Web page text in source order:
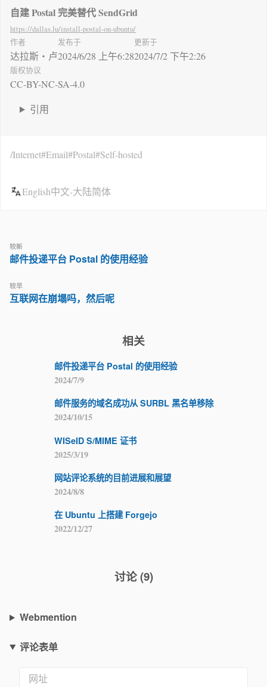
自建 Postal 完美替代 SendGrid
https://dallas.lu/install-postal-on-ubuntu/
作者
达拉斯・卢
发布于
2024/6/28 上午6:28
更新于
2024/7/2 下午2:26
版权协议
CC-BY-NC-SA-4.0
引用
Internet Email Postal Self-hosted
English中文-大陆简体
较新
邮件投递平台 Postal 的使用经验
较早
互联网在崩塌吗，然后呢
相关
2024/7/9
邮件投递平台 Postal 的使用经验
2024/10/15
邮件服务的域名成功从 SURBL 黑名单移除
2025/3/19
WISeID S/MIME 证书
2024/8/8
网站评论系统的目前进展和展望
2022/12/27
在 Ubuntu 上搭建 Forgejo
讨论 (9)
Webmention
评论表单
网址